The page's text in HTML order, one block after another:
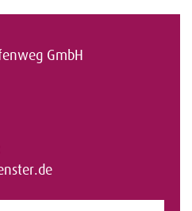
GmbH